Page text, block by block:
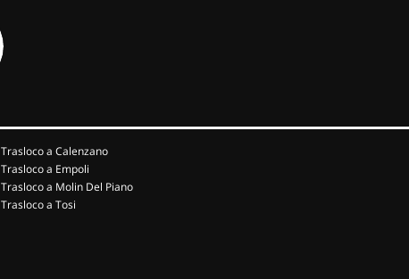
Trasloco a Calenzano
Trasloco a Empoli
Trasloco a Molin Del Piano
Trasloco a Tosi